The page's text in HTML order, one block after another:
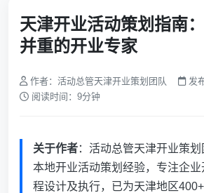
天津开业活动策划指南
并重的开业专家
作者： 活动总管天津开业策划团队 发
阅读时间：9分钟
关于作者：活动总管天津开业策
本地开业活动策划经验，专注企
程设计及执行，已为天津地区